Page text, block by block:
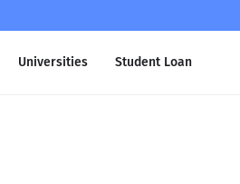
Universities Student Loan